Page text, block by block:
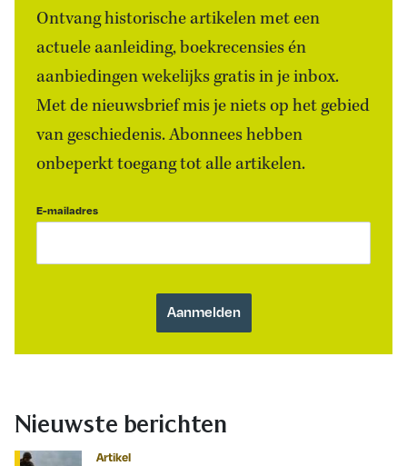
Ontvang historische artikelen met een
actuele aanleiding, boekrecensies én
aanbiedingen wekelijks gratis in je inbox.
Met de nieuwsbrief mis je niets op het gebied
van geschiedenis. Abonnees hebben
onbeperkt toegang tot alle artikelen.
E-mailadres
Nieuwste berichten
Artikel